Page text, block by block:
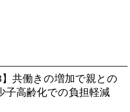
】共働きの増加で親との
子高齢化での負担軽減